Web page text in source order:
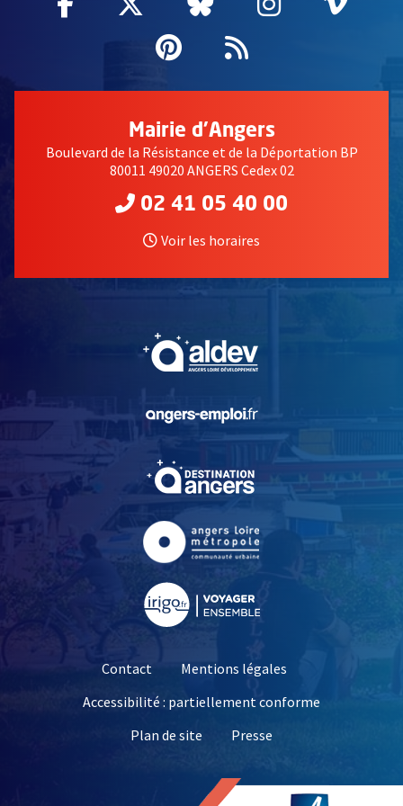
d’amande douce et le miel liquide) utilisé dans la réalisation de gommage
Pinterest
, Ouvre une
Flux RSS
Mairie d'Angers
Boulevard de la Résistance et de la Déportation BP
80011 49020 ANGERS Cedex 02
02 41 05 40 00
Voir les horaires
, Ouvre une nouvelle
, Ouvre une nouvelle
Contact
Mentions légales
Accessibilité : partiellement conforme
Plan de site
Presse